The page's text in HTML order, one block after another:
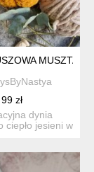
99 zł
dynia
ciepło jesieni w